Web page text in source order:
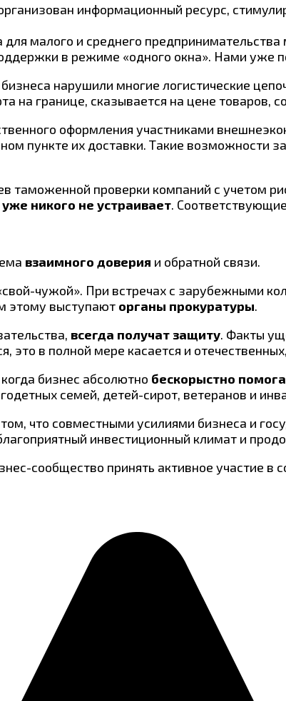
информационный ресурс,
малого и среднего предпринимательства
в режиме «одного окна». Нами уже
нарушили многие логистические
на границе, сказывается на цене товаров,
оформления участниками
пункте их доставки. Такие возможности
таможенной проверки компаний с учетом
уже никого не устраивает.
взаимного доверия и обратной связи.
чужой». При встречах с зарубежными
этому выступают органы прокуратуры.
всегда получат защиту. Факты
это в полной мере касается и
бизнес абсолютно бескорыстно
семей, детей-сирот, ветеранов и
что совместными усилиями бизнеса и
инвестиционный климат и
сообщество принять активное участие в